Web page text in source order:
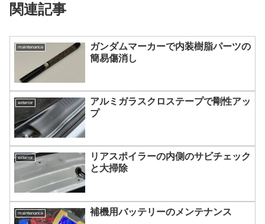
関連記事
maintenance
ガンダムマーカーで内装樹脂パーツの
簡易傷消し
exterior
アルミガラスクロステープで剛性アッ
プ
exterior
リアスポイラーの内側のサビチェック
と大掃除
maintenance 補機用バッテリーのメンテナンス